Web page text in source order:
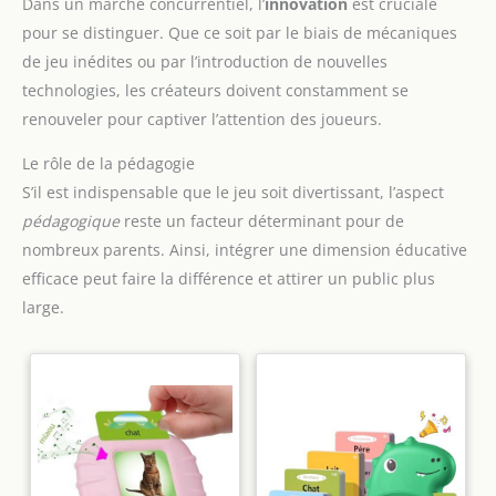
Dans un marché concurrentiel, l’innovation est cruciale
pour se distinguer. Que ce soit par le biais de mécaniques
de jeu inédites ou par l’introduction de nouvelles
technologies, les créateurs doivent constamment se
renouveler pour captiver l’attention des joueurs.
Le rôle de la pédagogie
S’il est indispensable que le jeu soit divertissant, l’aspect
pédagogiquereste un facteur déterminant pour de
nombreux parents. Ainsi, intégrer une dimension éducative
efficace peut faire la différence et attirer un public plus
large.